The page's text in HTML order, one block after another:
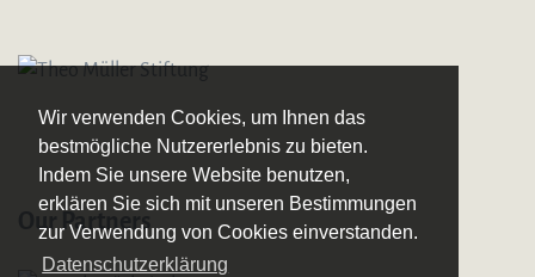
Wir verwenden Cookies, um Ihnen das
bestmögliche Nutzererlebnis zu bieten.
Indem Sie unsere Website benutzen,
erklären Sie sich mit unseren Bestimmungen
zur Verwendung von Cookies einverstanden.
Datenschutzerklärung
Our Partners